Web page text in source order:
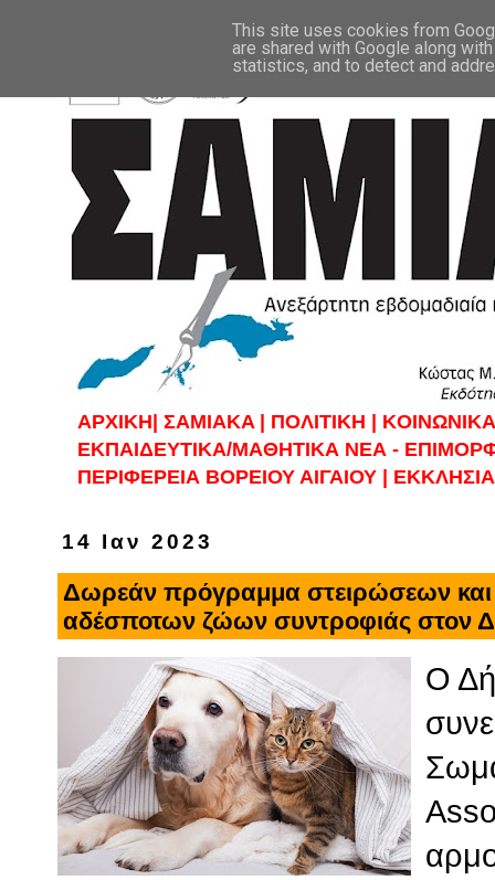
ΑΡΧΙΚΗ| ΣAMIAKA | ΠΟΛΙΤΙΚΗ |
ΕΚΠΑΙΔΕΥΤΙΚΑ/ΜΑΘΗΤΙΚΑ ΝΕΑ -
ΠΕΡΙΦΕΡΕΙΑ ΒΟΡΕΙΟΥ ΑΙΓΑΙΟΥ |
14 Ιαν 2023
Δωρεάν πρόγραμμα στειρώσεων και
αδέσποτων ζώων συντροφιάς στον
Ο
This site uses cookies from
are shared with Google along
statistics, and to detect and